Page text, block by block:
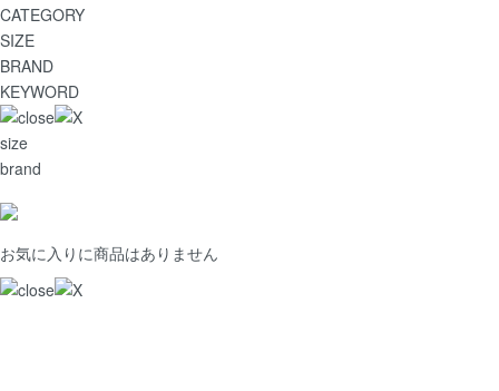
CATEGORY
SIZE
BRAND
KEYWORD
size
brand
お気に入りに商品はありません